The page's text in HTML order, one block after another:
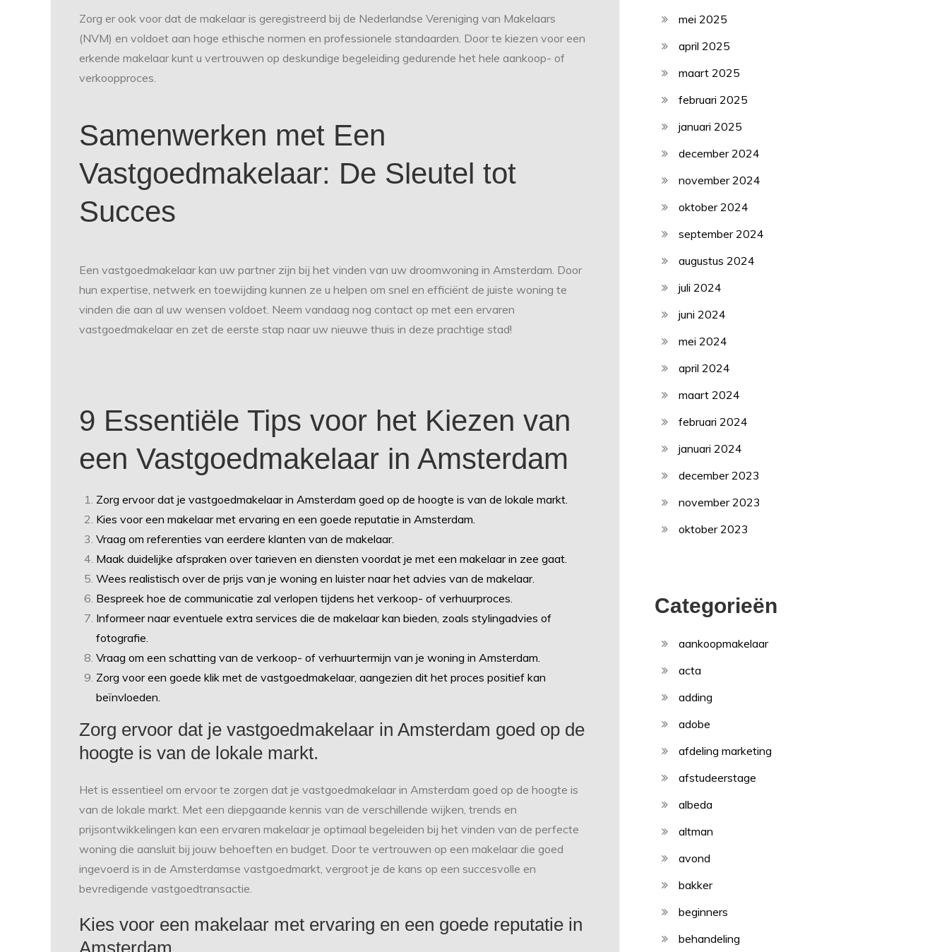
Zorg er ook voor dat de makelaar is geregistreerd bij de Nederlandse Vereniging van Makelaars
(NVM) en voldoet aan hoge ethische normen en professionele standaarden. Door te kiezen voor een
erkende makelaar kunt u vertrouwen op deskundige begeleiding gedurende het hele aankoop- of
verkoopproces.
Samenwerken met Een
Vastgoedmakelaar: De Sleutel tot
Succes
Een vastgoedmakelaar kan uw partner zijn bij het vinden van uw droomwoning in Amsterdam. Door
hun expertise, netwerk en toewijding kunnen ze u helpen om snel en efficiënt de juiste woning te
vinden die aan al uw wensen voldoet. Neem vandaag nog contact op met een ervaren
vastgoedmakelaar en zet de eerste stap naar uw nieuwe thuis in deze prachtige stad!
9 Essentiële Tips voor het Kiezen van
een Vastgoedmakelaar in Amsterdam
Zorg ervoor dat je vastgoedmakelaar in Amsterdam goed op de hoogte is van de lokale markt.
Kies voor een makelaar met ervaring en een goede reputatie in Amsterdam.
Vraag om referenties van eerdere klanten van de makelaar.
Maak duidelijke afspraken over tarieven en diensten voordat je met een makelaar in zee gaat.
Wees realistisch over de prijs van je woning en luister naar het advies van de makelaar.
Bespreek hoe de communicatie zal verlopen tijdens het verkoop- of verhuurproces.
Informeer naar eventuele extra services die de makelaar kan bieden, zoals stylingadvies of
fotografie.
Vraag om een schatting van de verkoop- of verhuurtermijn van je woning in Amsterdam.
Zorg voor een goede klik met de vastgoedmakelaar, aangezien dit het proces positief kan
beïnvloeden.
Zorg ervoor dat je vastgoedmakelaar in Amsterdam goed op de
hoogte is van de lokale markt.
Het is essentieel om ervoor te zorgen dat je vastgoedmakelaar in Amsterdam goed op de hoogte is
van de lokale markt. Met een diepgaande kennis van de verschillende wijken, trends en
prijsontwikkelingen kan een ervaren makelaar je optimaal begeleiden bij het vinden van de perfecte
woning die aansluit bij jouw behoeften en budget. Door te vertrouwen op een makelaar die goed
ingevoerd is in de Amsterdamse vastgoedmarkt, vergroot je de kans op een succesvolle en
bevredigende vastgoedtransactie.
Kies voor een makelaar met ervaring en een goede reputatie in
mei 2025
april 2025
maart 2025
februari 2025
januari 2025
december 2024
november 2024
oktober 2024
september 2024
augustus 2024
juli 2024
juni 2024
mei 2024
april 2024
maart 2024
februari 2024
januari 2024
december 2023
november 2023
oktober 2023
Categorieën
aankoopmakelaar
acta
adding
adobe
afdeling marketing
afstudeerstage
albeda
altman
avond
bakker
beginners
behandeling